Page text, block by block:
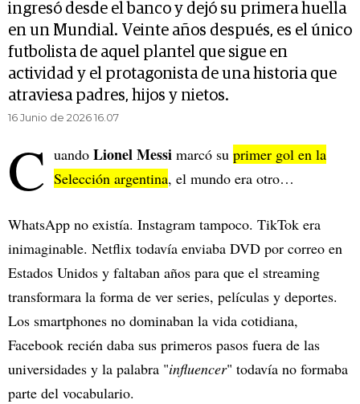
ingresó desde el banco y dejó su primera huella
en un Mundial. Veinte años después, es el único
futbolista de aquel plantel que sigue en
actividad y el protagonista de una historia que
atraviesa padres, hijos y nietos.
16 Junio de 2026 16.07
C uando Lionel Messi marcó su primer gol en la
Selección argentina, el mundo era otro…
WhatsApp no existía. Instagram tampoco. TikTok era
inimaginable. Netflix todavía enviaba DVD por correo en
Estados Unidos y faltaban años para que el streaming
transformara la forma de ver series, películas y deportes.
Los smartphones no dominaban la vida cotidiana,
Facebook recién daba sus primeros pasos fuera de las
universidades y la palabra "influencer" todavía no formaba
parte del vocabulario.